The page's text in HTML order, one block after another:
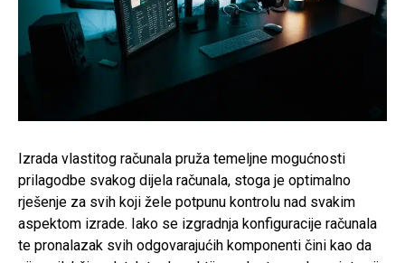
Izrada vlastitog računala pruža temeljne mogućnosti
prilagodbe svakog dijela računala, stoga je optimalno
rješenje za svih koji žele potpunu kontrolu nad svakim
aspektom izrade. Iako se izgradnja konfiguracije računala
te pronalazak svih odgovarajućih komponenti čini kao da